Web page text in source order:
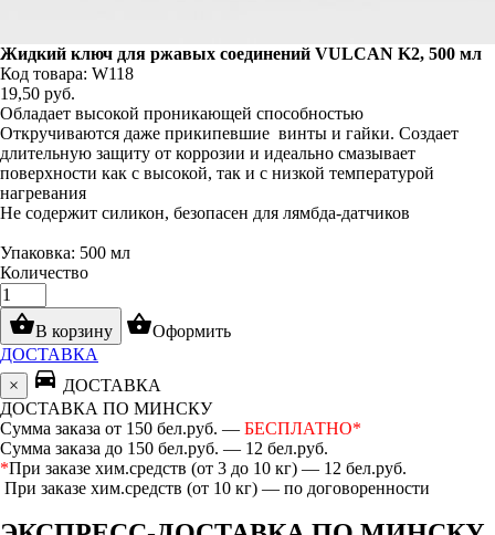
Жидкий ключ для ржавых соединений VULCAN K2, 500 мл
Код товара: W118
19,50 руб.
Обладает высокой проникающей способностью
Откручиваются даже прикипевшие винты и гайки. Создает
длительную защиту от коррозии и идеально смазывает
поверхности как с высокой, так и с низкой температурой
нагревания
Не содержит силикон, безопасен для лямбда-датчиков
Упаковка: 500 мл
Количество
shopping_basketВ корзину shopping_basketОформить
ДОСТАВКА
×
directions_car ДОСТАВКА
ДОСТАВКА ПО МИНСКУ
Сумма заказа от 150 бел.руб. — БЕСПЛАТНО*
Сумма заказа до 150 бел.руб. — 12 бел.руб.
*При заказе хим.средств (от 3 до 10 кг) — 12 бел.руб.
При заказе хим.средств (от 10 кг) — по договоренности